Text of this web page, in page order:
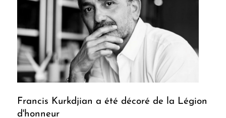
Francis Kurkdjian a été décoré de la Légion
d'honneur